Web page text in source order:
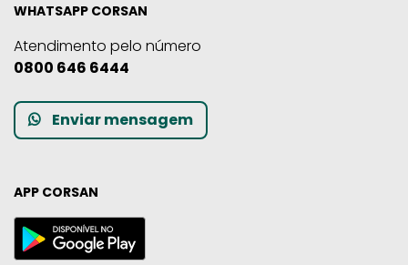
WHATSAPP CORSAN
Atendimento pelo número
0800 646 6444
Enviar mensagem
APP CORSAN